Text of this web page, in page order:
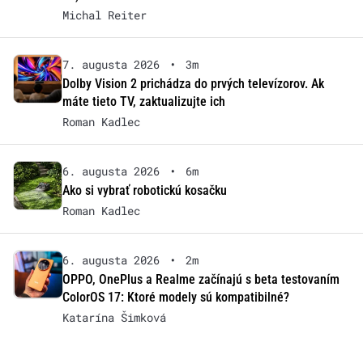
Michal Reiter
7. augusta 2026 •
3m
Dolby Vision 2 prichádza do prvých televízorov. Ak
máte tieto TV, zaktualizujte ich
Roman Kadlec
6. augusta 2026 •
6m
Ako si vybrať robotickú kosačku
Roman Kadlec
6. augusta 2026 •
2m
OPPO, OnePlus a Realme začínajú s beta testovaním
ColorOS 17: Ktoré modely sú kompatibilné?
Katarína Šimková